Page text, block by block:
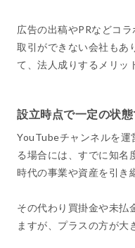
広告の出稿やPRなどコ
取引ができない会社もあ
て、法人成りするメリッ
設立時点で一定の状
YouTubeチャンネルを運
る場合には、すでに知名
時代の事業や資産を引き
その代わり買掛金や未払
ますが、プラスの方が大